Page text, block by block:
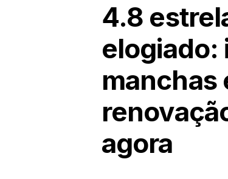
4.8
elogiado:
manchas
agora